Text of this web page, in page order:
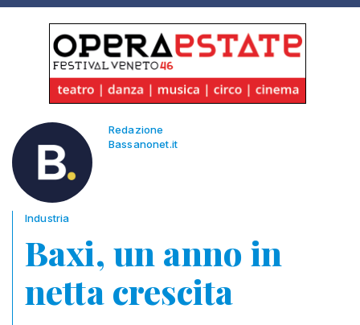
Redazione
Bassanonet.it
Industria
Baxi, un anno in
netta crescita